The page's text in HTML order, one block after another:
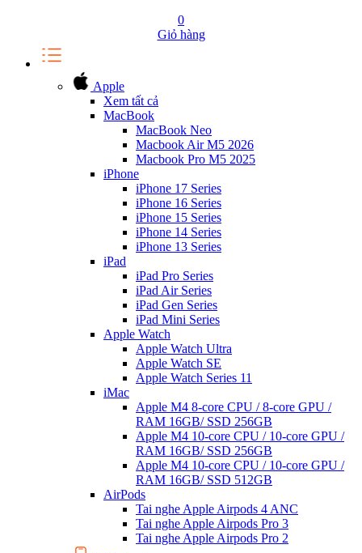
0
Giỏ hàng
Apple
Xem tất cả
MacBook
MacBook Neo
Macbook Air M5 2026
Macbook Pro M5 2025
iPhone
iPhone 17 Series
iPhone 16 Series
iPhone 15 Series
iPhone 14 Series
iPhone 13 Series
iPad
iPad Pro Series
iPad Air Series
iPad Gen Series
iPad Mini Series
Apple Watch
Apple Watch Ultra
Apple Watch SE
Apple Watch Series 11
iMac
Apple M4 8-core CPU / 8-core GPU /
RAM 16GB/ SSD 256GB
Apple M4 10-core CPU / 10-core GPU /
RAM 16GB/ SSD 256GB
Apple M4 10-core CPU / 10-core GPU /
RAM 16GB/ SSD 512GB
AirPods
Tai nghe Apple Airpods 4 ANC
Tai nghe Apple Airpods Pro 3
Tai nghe Apple Airpods Pro 2